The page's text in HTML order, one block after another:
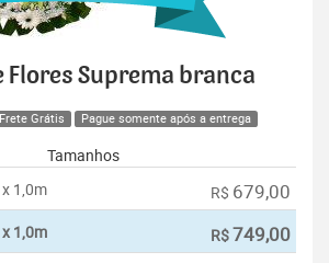
Flores Suprema branca
Frete Grátis Pague somente após a entrega
Tamanhos
1,0m
R$ 679,00
1,0m R$749,00